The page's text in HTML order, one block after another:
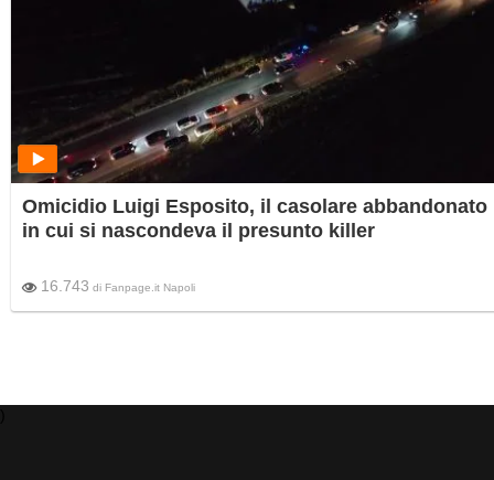
Omicidio Luigi Esposito, il casolare abbandonato
in cui si nascondeva il presunto killer
16.743 di Fanpage.it Napoli